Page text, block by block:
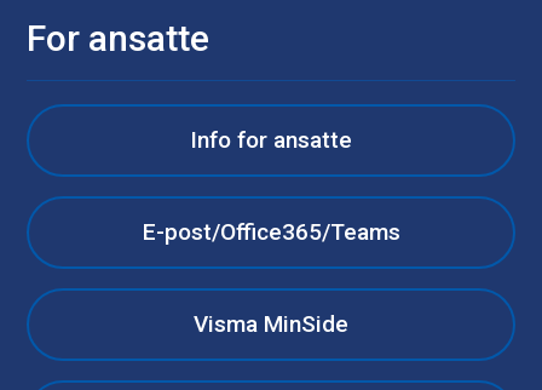
For ansatte
Info for ansatte
E-post/Office365/Teams
Visma MinSide